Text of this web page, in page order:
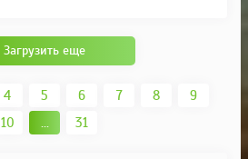
Загрузить еще
4 5 6 7 8
9
10
... 31